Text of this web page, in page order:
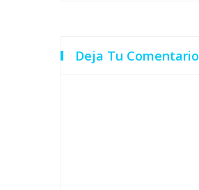
Deja Tu Comentario